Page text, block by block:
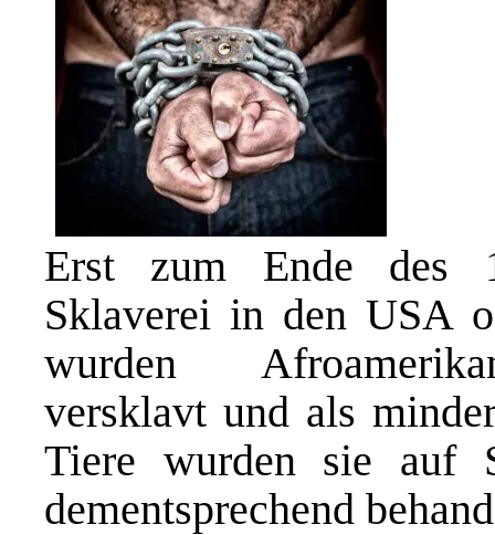
Erst zum Ende des
Sklaverei in den USA
wurden
versklavt und als
Tiere wurden sie auf
dementsprechend